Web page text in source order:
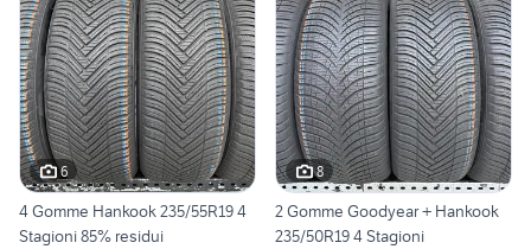
6
4 Gomme Hankook 235/55R19 4
Stagioni 85% residui
8
2 Gomme Goodyear + Hankook
235/50R19 4 Stagioni